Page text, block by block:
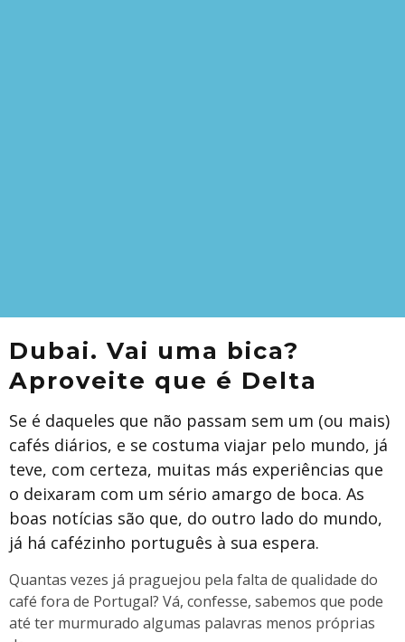
Dubai. Vai uma bica?
Aproveite que é Delta
Se é daqueles que não passam sem um (ou mais)
cafés diários, e se costuma viajar pelo mundo, já
teve, com certeza, muitas más experiências que
o deixaram com um sério amargo de boca. As
boas notícias são que, do outro lado do mundo,
já há cafézinho português à sua espera.
Quantas vezes já praguejou pela falta de qualidade do
café fora de Portugal? Vá, confesse, sabemos que pode
até ter murmurado algumas palavras menos próprias